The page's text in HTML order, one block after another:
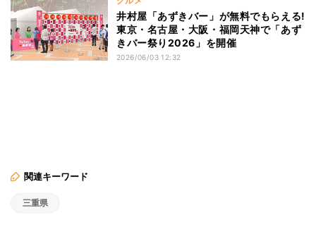
井村屋「あずきバー」が無料でもらえる!
東京・名古屋・大阪・福岡天神で「あず
きバー祭り2026」を開催
2026/06/03 12:32
関連キーワード
三重県